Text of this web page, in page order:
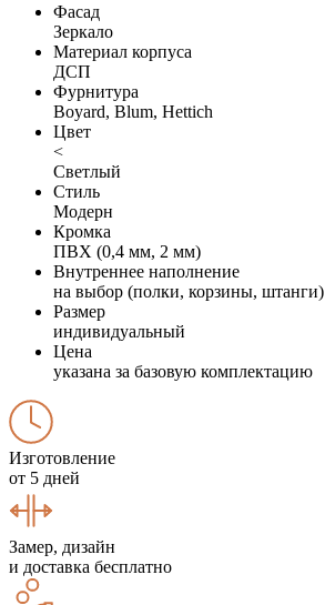
Фасад
Зеркало
Материал корпуса
ДСП
Фурнитура
Boyard, Blum, Hettich
Цвет
<
Светлый
Стиль
Модерн
Кромка
ПВХ (0,4 мм, 2 мм)
Внутреннее наполнение
на выбор (полки, корзины, штанги)
Размер
индивидуальный
Цена
указана за базовую комплектацию
Изготовление
от 5 дней
Замер, дизайн
и доставка бесплатно